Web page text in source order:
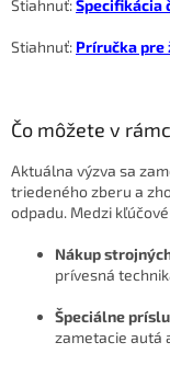
Stiahnuť:Špecifikácia
Stiahnuť: Príručka pre
Čo môžete v
Aktuálna výzva sa
triedeného zberu a
odpadu. Medzi
Nákup
prívesná
Špeciálne
zametacie autá